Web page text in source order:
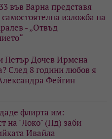
във Варна представя
самостоятелна изложба на
- „Отвъд
Петър Дочев Ирмена
След 8 години любов я
Фейгин
флирта им:
на "Локо" (Пд) заби
Ивайла